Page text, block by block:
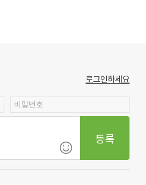
로그인하세요
등록